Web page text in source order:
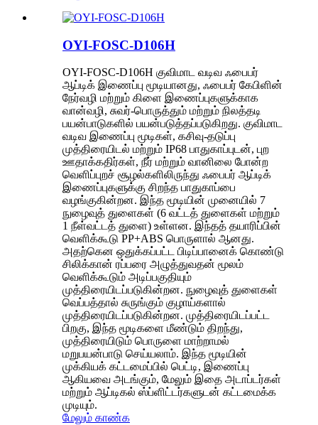
OYI-FOSC-D106H
OYI-FOSC-D106H குவிமாட வடிவ ஃபைபர்
ஆப்டிக் இணைப்பு மூடியானது, ஃபைபர் கேபிளின்
நேர்வழி மற்றும் கிளை இணைப்புகளுக்காக
வான்வழி, சுவர்-பொருத்தும் மற்றும் நிலத்தடி
பயன்பாடுகளில் பயன்படுத்தப்படுகிறது. குவிமாட
வடிவ இணைப்பு மூடிகள், கசிவு-தடுப்பு
முத்திரையிடல் மற்றும் IP68 பாதுகாப்புடன், புற
ஊதாக்கதிர்கள், நீர் மற்றும் வானிலை போன்ற
வெளிப்புறச் சூழல்களிலிருந்து ஃபைபர் ஆப்டிக்
இணைப்புகளுக்கு சிறந்த பாதுகாப்பை
வழங்குகின்றன. இந்த மூடியின் முனையில் 7
நுழைவுத் துளைகள் (6 வட்டத் துளைகள் மற்றும்
1 நீள்வட்டத் துளை) உள்ளன. இந்தத் தயாரிப்பின்
வெளிக்கூடு PP+ABS பொருளால் ஆனது.
அதற்கென ஒதுக்கப்பட்ட பிடிப்பானைக் கொண்டு
சிலிக்கான் ரப்பரை அழுத்துவதன் மூலம்
வெளிக்கூடும் அடிப்பகுதியும்
முத்திரையிடப்படுகின்றன. நுழைவுத் துளைகள்
வெப்பத்தால் சுருங்கும் குழாய்களால்
முத்திரையிடப்படுகின்றன. முத்திரையிடப்பட்ட
பிறகு, இந்த மூடிகளை மீண்டும் திறந்து,
முத்திரையிடும் பொருளை மாற்றாமல்
மறுபயன்பாடு செய்யலாம். இந்த மூடியின்
முக்கியக் கட்டமைப்பில் பெட்டி, இணைப்பு
ஆகியவை அடங்கும், மேலும் இதை அடாப்டர்கள்
மற்றும் ஆப்டிகல் ஸ்ப்ளிட்டர்களுடன் கட்டமைக்க
முடியும்.
மேலும் காண்க